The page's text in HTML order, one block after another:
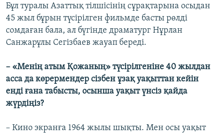
Бұл туралы Азаттық тілшісінің сұрақтарына осыдан
45 жыл бұрын түсірілген фильмде басты рөлді
сомдаған бала, ал бүгінде драматург Нұрлан
Санжарұлы Сегізбаев жауап береді.
– «Менің атым Қожаның» түсірілгеніне 40 жылдан
асса да көрермендер сізбен ұзақ уақыттан кейін
енді ғана табысты, осынша уақыт үнсіз қайда
жүрдіңіз?
– Кино экранға 1964 жылы шықты. Мен осы уақыт